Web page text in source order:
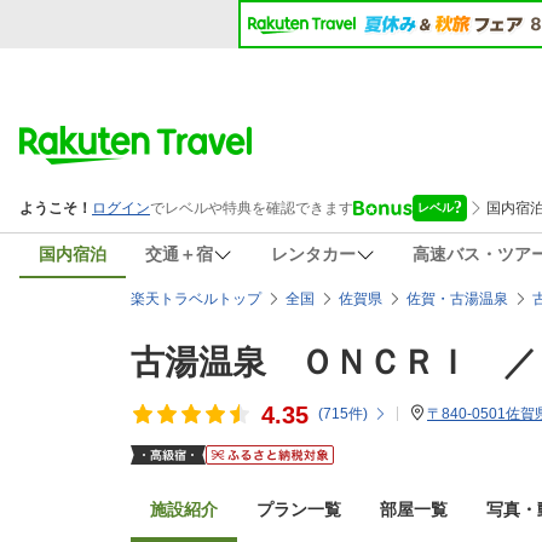
国内宿泊 交通＋宿 レンタカー 高速バス・ツア
楽天トラベルトップ 全国 佐賀県 佐賀・古湯温泉
古湯温泉 ＯＮＣＲＩ
4.35 (715件) 〒840-0501佐賀
施設紹介 プラン一覧 部屋一覧 写真・